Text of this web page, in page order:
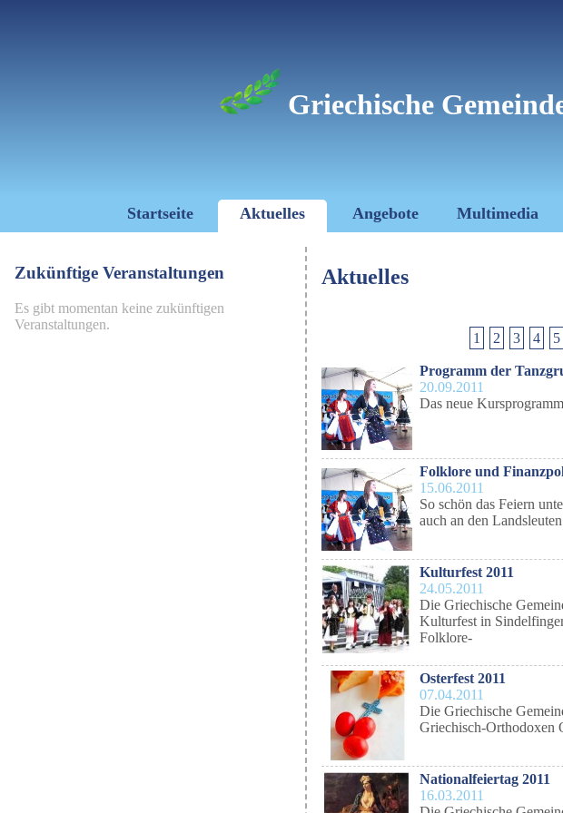
Griechische
Startseite Aktuelles Angebote Multimedia
Zukünftige Veranstaltungen
Es gibt momentan keine zukünftigen
Veranstaltungen.
Aktuelles
1
2 3 4 5
Programm der
20.09.2011
Das neue
Folklore und
15.06.2011
So schön das Feiern
auch an den
Kulturfest 2011
24.05.2011
Die Griechische
Kulturfest in
Folklore-
Osterfest 2011
07.04.2011
Die Griechische
Griechisch-Orthodoxen
Nationalfeiertag 2011
16.03.2011